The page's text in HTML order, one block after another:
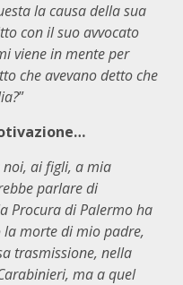
la causa della sua
con il suo avvocato
viene in mente per
che avevano detto che
”
noi, ai figli, a mia
parlare di
Procura di Palermo ha
morte di mio padre,
trasmissione, nella
ma a quel